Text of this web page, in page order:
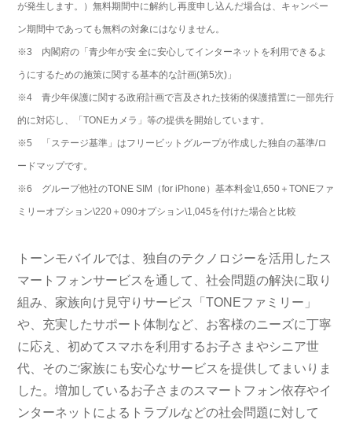
が発生します。）無料期間中に解約し再度申し込んだ場合は、キャンペー
ン期間中であっても無料の対象にはなりません。
※3 内閣府の「青少年が安 全に安心してインターネットを利用できるよ
うにするための施策に関する基本的な計画(第5次)」
※4 青少年保護に関する政府計画で言及された技術的保護措置に一部先行
的に対応し、「TONEカメラ」等の提供を開始しています。
※5 「ステージ基準」はフリービットグループが作成した独自の基準/ロ
ードマップです。
※6 グループ他社のTONE SIM（for iPhone）基本料金\1,650＋TONEファ
ミリーオプション\220＋090オプション\1,045を付けた場合と比較
トーンモバイルでは、独自のテクノロジーを活用したス
マートフォンサービスを通して、社会問題の解決に取り
組み、家族向け見守りサービス「TONEファミリー」
や、充実したサポート体制など、お客様のニーズに丁寧
に応え、初めてスマホを利用するお子さまやシニア世
代、そのご家族にも安心なサービスを提供してまいりま
した。増加しているお子さまのスマートフォン依存やイ
ンターネットによるトラブルなどの社会問題に対して